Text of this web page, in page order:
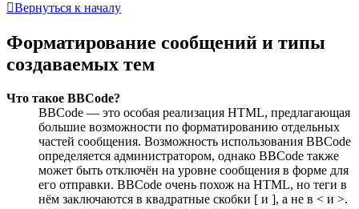
Вернуться к началу
Форматирование сообщений и типы
создаваемых тем
Что такое BBCode?
BBCode — это особая реализация HTML, предлагающая
большие возможности по форматированию отдельных
частей сообщения. Возможность использования BBCode
определяется администратором, однако BBCode также
может быть отключён на уровне сообщения в форме для
его отправки. BBCode очень похож на HTML, но теги в
нём заключаются в квадратные скобки [ и ], а не в < и >.